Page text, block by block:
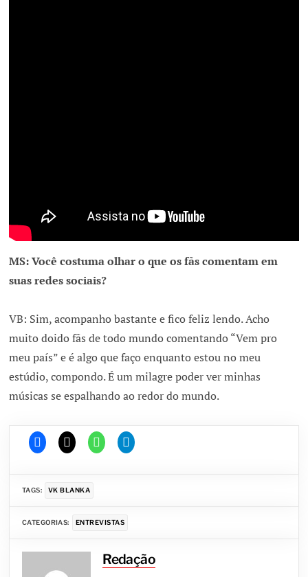
MS: Você costuma olhar o que os fãs comentam em
suas redes sociais?
VB: Sim, acompanho bastante e fico feliz lendo. Acho
muito doido fãs de todo mundo comentando “Vem pro
meu país” e é algo que faço enquanto estou no meu
estúdio, compondo. É um milagre poder ver minhas
músicas se espalhando ao redor do mundo.
TAGS: VK BLANKA
CATEGORIAS: ENTREVISTAS
Redação